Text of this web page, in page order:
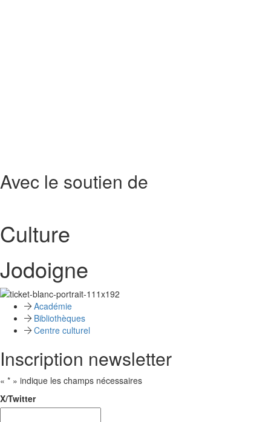
Avec le soutien de
Culture
Jodoigne
Académie
Bibliothèques
Centre culturel
Inscription newsletter
« * » indique les champs nécessaires
X/Twitter